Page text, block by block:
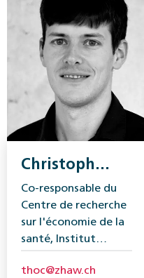
Christoph
Thommen
Co-responsable du
Centre de recherche
sur l'économie de la
santé, Institut
santé de
thoc@zhaw.ch